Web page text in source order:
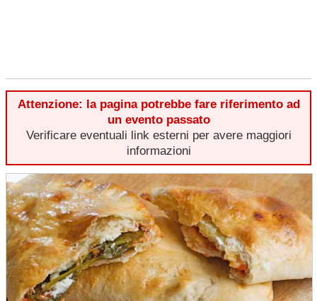
Attenzione: la pagina potrebbe fare riferimento ad
un evento passato
Verificare eventuali link esterni per avere maggiori
informazioni